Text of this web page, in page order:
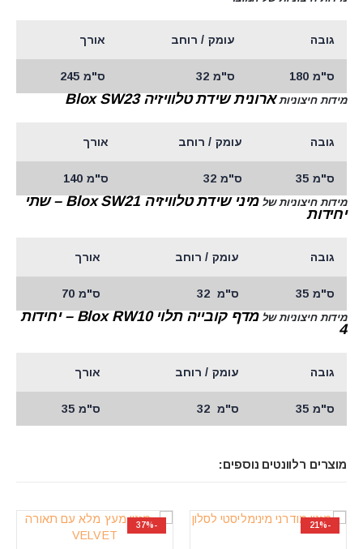
גובה עומק / רוחב אורך
ס"מ 180 ס"מ 32 ס"מ 245
מידות חיצוניותארונית שידת טלוויזיה Blox SW23
גובה עומק / רוחב אורך
ס"מ 35 ס"מ 32 ס"מ 140
מידות חיצוניות של
מיני שידת טלוויזיה Blox SW21 – שתי
יחידות
גובה עומק / רוחב אורך
ס"מ 35 ס"מ 32 ס"מ 70
מידות חיצוניות של
מדף קובייה תלוי Blox RW10 – יחידות
4
גובה עומק / רוחב אורך
ס"מ 35 ס"מ 32 ס"מ 35
מוצרים רלוונטים נוספים:
-37%
-20%